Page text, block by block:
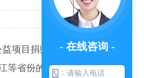
项目捐赠的第
等省份的8家医
- 在线咨询 -
：